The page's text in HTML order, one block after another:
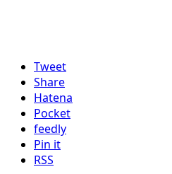
Tweet
Share
Hatena
Pocket
feedly
Pin it
RSS